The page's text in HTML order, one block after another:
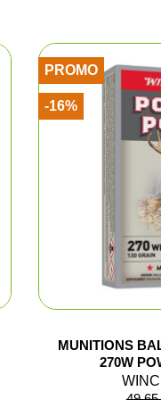
MUNITIONS
270W
PROMO
-16%